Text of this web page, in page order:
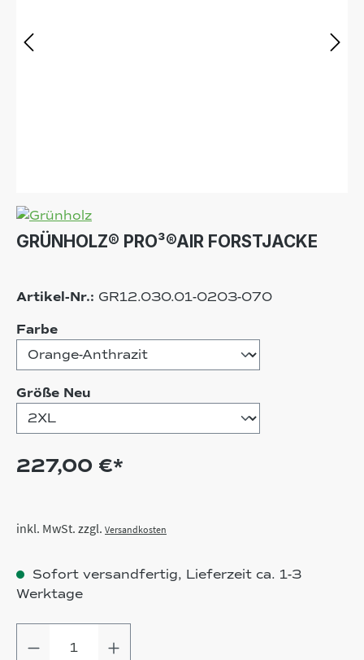
GRÜNHOLZ® PRO³®AIR FORSTJACKE
Artikel-Nr.: GR12.030.01-0203-070
Farbeauswählen
Größe Neu
227,00 €*
inkl. MwSt. zzgl. Versandkosten
Sofort versandfertig, Lieferzeit ca. 1-3
Werktage